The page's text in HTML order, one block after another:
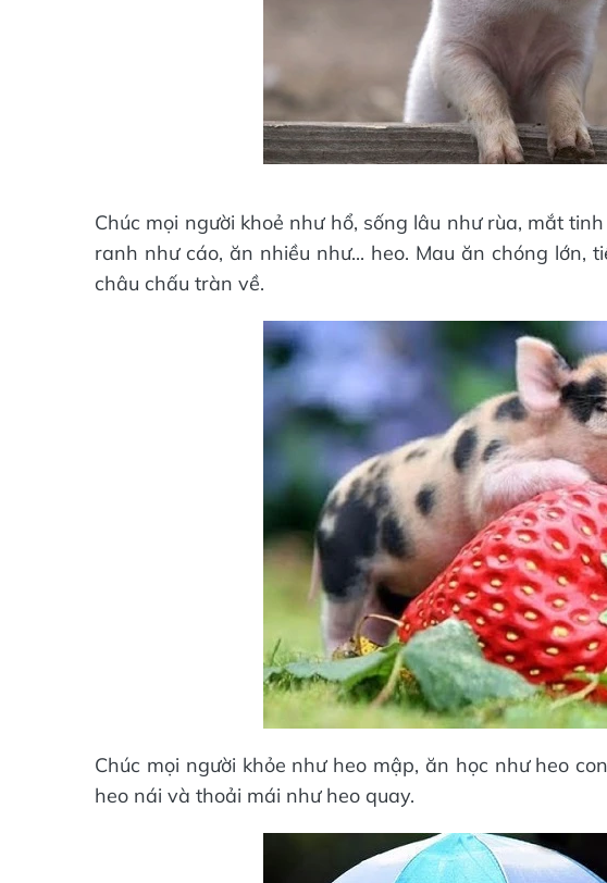
Chúc mọi người khoẻ như hổ, sống lâu như rùa, mắt
ranh như cáo, ăn nhiều như... heo. Mau ăn chóng lớn,
châu chấu tràn về.
Chúc mọi người khỏe như heo mập, ăn học như heo
heo nái và thoải mái như heo quay.